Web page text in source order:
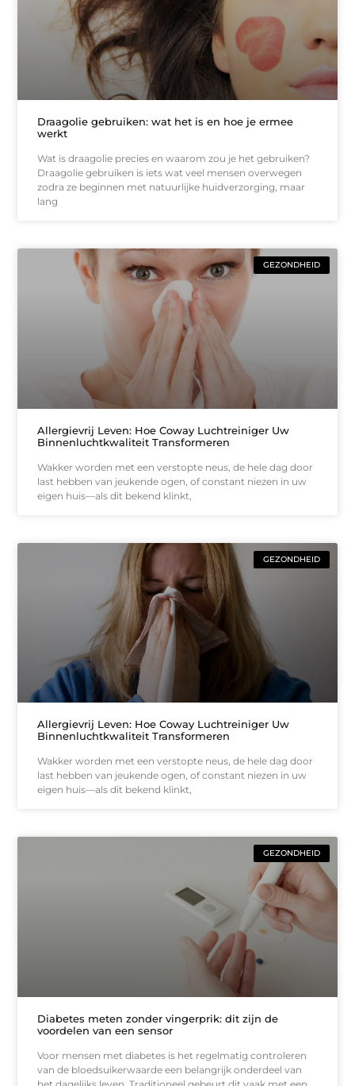
Draagolie gebruiken: wat het is en hoe je ermee
werkt
Wat is draagolie precies en waarom zou je het gebruiken?
Draagolie gebruiken is iets wat veel mensen overwegen
zodra ze beginnen met natuurlijke huidverzorging, maar
lang
GEZONDHEID
Allergievrij Leven: Hoe Coway Luchtreiniger Uw
Binnenluchtkwaliteit Transformeren
Wakker worden met een verstopte neus, de hele dag door
last hebben van jeukende ogen, of constant niezen in uw
eigen huis—als dit bekend klinkt,
GEZONDHEID
Allergievrij Leven: Hoe Coway Luchtreiniger Uw
Binnenluchtkwaliteit Transformeren
Wakker worden met een verstopte neus, de hele dag door
last hebben van jeukende ogen, of constant niezen in uw
eigen huis—als dit bekend klinkt,
GEZONDHEID
Diabetes meten zonder vingerprik: dit zijn de
voordelen van een sensor
Voor mensen met diabetes is het regelmatig controleren
van de bloedsuikerwaarde een belangrijk onderdeel van